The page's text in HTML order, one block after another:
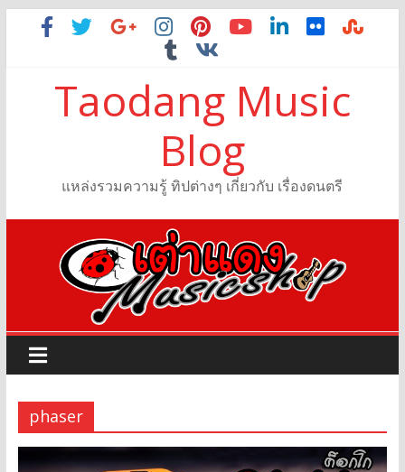
Taodang Music
Blog
แหล่งรวมความรู้ ทิปต่างๆ เกี่ยวกับ เรื่องดนตรี
phaser